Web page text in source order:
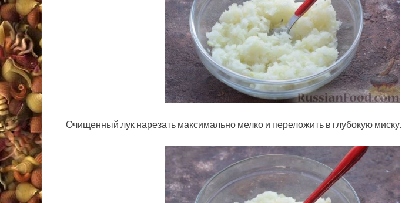
Очищенный лук нарезать максимально мелко и переложить в глубокую миску.